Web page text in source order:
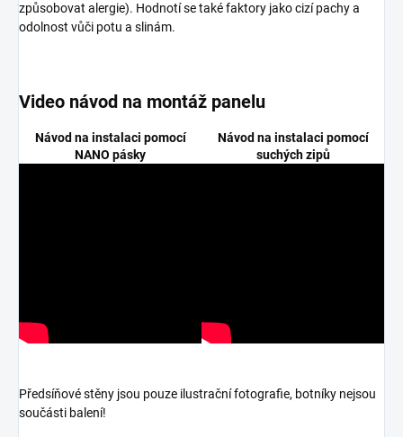
způsobovat alergie). Hodnotí se také faktory jako cizí pachy a
odolnost vůči potu a slinám.
Video návod na montáž panelu
Návod na instalaci pomocí
NANO pásky
Návod na instalaci pomocí
suchých zipů
Předsíňové stěny jsou pouze ilustrační fotografie, botníky nejsou
součásti balení!